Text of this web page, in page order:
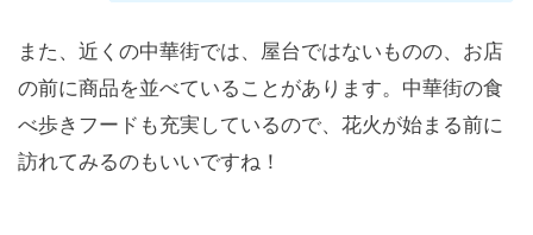
また、近くの中華街では、屋台ではないものの、お店
の前に商品を並べていることがあります。中華街の食
べ歩きフードも充実しているので、花火が始まる前に
訪れてみるのもいいですね！